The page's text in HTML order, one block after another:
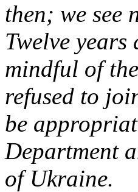
then; we see
Twelve
mindful of
refused to
be
Department
of Ukraine.